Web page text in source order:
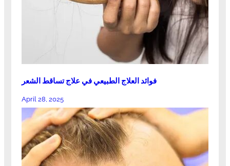
فوائد العلاج الطبيعي في علاج تساقط الشعر
April 28, 2025